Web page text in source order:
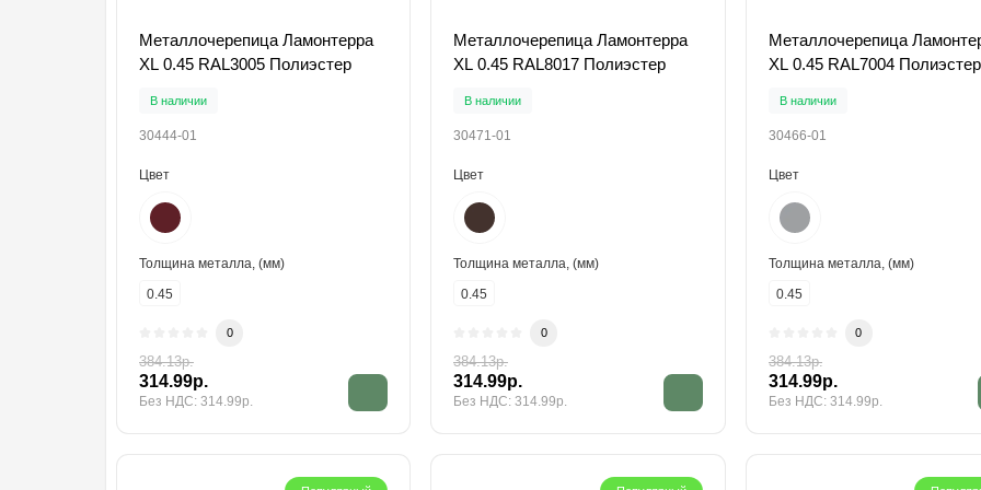
Металлочерепица Ламонтерра
XL 0.45 RAL3005 Полиэстер
В наличии
30444-01
Цвет
Толщина металла, (мм)
0.45
0
384.13р.
314.99р.
Без НДС: 314.99р.
Металлочерепица Ламонтерра
XL 0.45 RAL8017 Полиэстер
В наличии
30471-01
Цвет
Толщина металла, (мм)
0.45
0
384.13р.
314.99р.
Без НДС: 314.99р.
Металлочерепица
XL 0.45 RAL7004 Полиэстер
В наличии
30466-01
Цвет
Толщина металла, (мм)
0.45
0
384.13р.
314.99р.
Без НДС: 314.99р.